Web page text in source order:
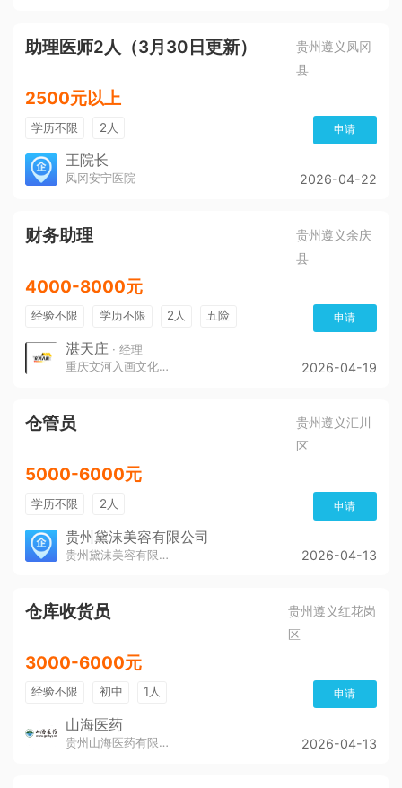
助理医师2人（3月30日更新）
贵州遵义凤冈
县
2500元以上
学历不限 2人 申请
王院长
凤冈安宁医院 2026-04-22
财务助理
贵州遵义余庆
县
4000-8000元
经验不限 学历不限 2人
五险
带薪年假
年终奖
年底双薪
申请
湛天庄 · 经理
重庆文河入画文化传播责任有限公司
2026-04-19
仓管员
贵州遵义汇川
区
5000-6000元
学历不限 2人 申请
贵州黛沫美容有限公司
贵州黛沫美容有限公司 2026-04-13
仓库收货员
贵州遵义红花岗
区
3000-6000元
经验不限 初中 1人 申请
山海医药
贵州山海医药有限公司 2026-04-13